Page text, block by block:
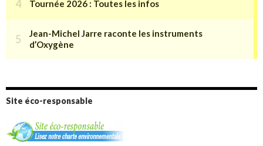
Site éco-responsable